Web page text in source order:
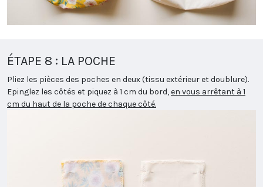
ÉTAPE 8 : LA POCHE
Pliez les pièces des poches en deux (tissu extérieur et doublure).
Epinglez les côtés et piquez à 1 cm du bord,en vous arrêtant à 1
cm du haut de la poche de chaque côté.